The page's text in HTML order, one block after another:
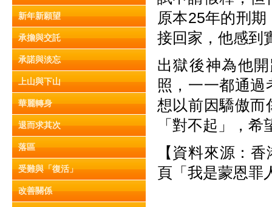
新年新願望
承擔與交託
承諾與淡忘
上山與下山
華麗轉身
退而求其次
落區
受難與「復活」
改善關係
原本25年的刑
接回家，他感到
出獄後神為他
照，一一都通
想以前因驕傲而
「對不起」，
【資料來源：
頁「我是蒙恩罪